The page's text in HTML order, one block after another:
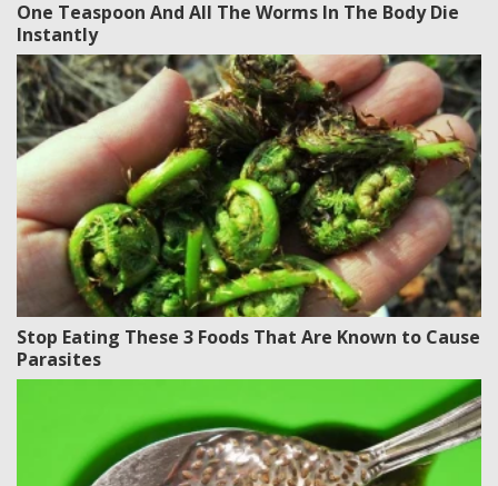
One Teaspoon And All The Worms In The Body Die
Instantly
Stop Eating These 3 Foods That Are Known to Cause
Parasites